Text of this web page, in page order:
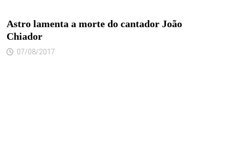
Astro lamenta a morte do cantador João
Chiador
07/08/2017